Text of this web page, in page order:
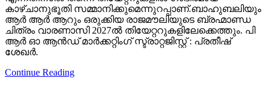
കാഴ്ചാനുഭൂതി സമ്മാനിക്കുമെന്നുറപ്പാണ്.ബാഹുബലിയും
ആർ ആർ ആറും ഒരുക്കിയ രാജമൗലിയുടെ ബ്രഹ്മാണ്ഡ
ചിത്രം വാരണാസി 2027ൽ തിയേറ്ററുകളിലേക്കെത്തും. പി
ആർ ഓ ആൻഡ് മാർക്കറ്റിംഗ് സ്ട്രാറ്റജിസ്റ്റ് : പ്രതീഷ്
ശേഖർ.
Continue Reading